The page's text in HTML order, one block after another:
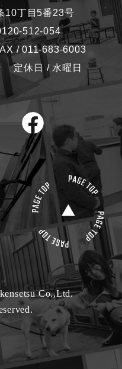
10丁目5番23号
512-054
/ 011-683-6003
定休日 / 水曜日
Co.,Ltd.